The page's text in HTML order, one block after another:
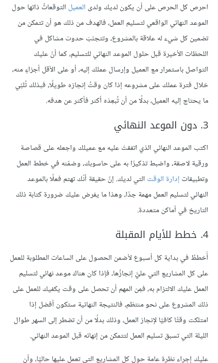
احرص كل الحرص على أن يكون لديك ولدى العميل التوقعاتُ ذاتها حول
الموعد النهائي الواقعي لتسليم العمل، فالهدف من ذلك هو أن تتمكن من
تضمين كل شيء له علاقة بالمشروع، وتتجنَبَ حدوث مشاكل في
اللحظات الأخيرة قبل حلول الموعد النهائي للتسليم، كما أنّ عليك
التواصل باستمرار مع العميل وإرسال عملك إليه، أو على الأقل أجزاءٍ منه،
خلال فترة عملك على مشروعه إذا كان وقتُ إنجازه طويلًا، فبذلك تُلبّي
ما يحتاج إليه العميل، بدلًا من أن تُبعِدَه أكثر فأكثر عن هدفه.
3. دون الموعد النهائي
اكتب الموعد النهائي الذي اتفقتَ عليه مع عميلك واجعله على قصاصة
ورقية لاصقة، واضبط تذكيرًا به على حاسوبك، وضمّنه في خطط العمل
وتطبيقات إدارة الوقت التي لديك. إنّ حقيقة أنّك تهتم فعلًا بالموعد
النهائي لتسليم العمل مهمة جدًا، وهذا ما يفرض عليك ضرورة كتابة ذلك
التاريخ في أماكن متعددة.
4. خطط للأيام المقبلة
أُخططُ في بداية كل أسبوع لأضمن الحصول على الساعات المطلوبة للعمل
على كل المشاريع التي عليَّ إنجازُها، فإذا كان هناك موعد نهائي لتسليم
العمل عليك الالتزام به، فمِن المهم أن تحصل على وقت يكفيك للعمل على
ذلك المشروع على نحو منتظم، فالنتيجة النهائية ستكون أفضل إذا
امتلكت وقتًا كافيًا لإنجاز العمل، وذلك بدلًا من أن تضطر إلى السهر طوال
الليلة التي تسبق تسليم العمل لتتمكن من إنهائه قبل الموعد النهائي.
عليك إجراء نظرة عامة حول كل المشاريع التي تعمل عليها حاليًا، وأن